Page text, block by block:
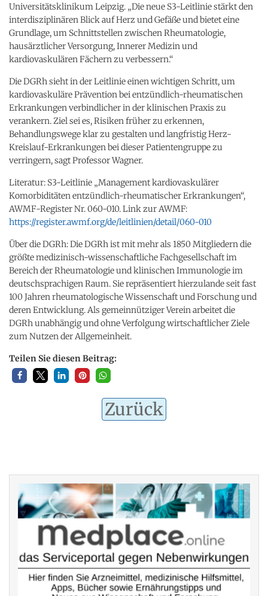
Universitätsklinikum Leipzig. „Die neue S3-Leitlinie stärkt den
interdisziplinären Blick auf Herz und Gefäße und bietet eine
Grundlage, um Schnittstellen zwischen Rheumatologie,
hausärztlicher Versorgung, Innerer Medizin und
kardiovaskulären Fächern zu verbessern.“
Die DGRh sieht in der Leitlinie einen wichtigen Schritt, um
kardiovaskuläre Prävention bei entzündlich-rheumatischen
Erkrankungen verbindlicher in der klinischen Praxis zu
verankern. Ziel sei es, Risiken früher zu erkennen,
Behandlungswege klar zu gestalten und langfristig Herz-
Kreislauf-Erkrankungen bei dieser Patientengruppe zu
verringern, sagt Professor Wagner.
Literatur: S3-Leitlinie „Management kardiovaskulärer
Komorbiditäten entzündlich-rheumatischer Erkrankungen“,
AWMF-Register Nr. 060-010. Link zur AWMF:
https://register.awmf.org/de/leitlinien/detail/060-010
Über die DGRh: Die DGRh ist mit mehr als 1850 Mitgliedern die
größte medizinisch-wissenschaftliche Fachgesellschaft im
Bereich der Rheumatologie und klinischen Immunologie im
deutschsprachigen Raum. Sie repräsentiert hierzulande seit fast
100 Jahren rheumatologische Wissenschaft und Forschung und
deren Entwicklung. Als gemeinnütziger Verein arbeitet die
DGRh unabhängig und ohne Verfolgung wirtschaftlicher Ziele
zum Nutzen der Allgemeinheit.
Teilen Sie diesen Beitrag:
Zurück